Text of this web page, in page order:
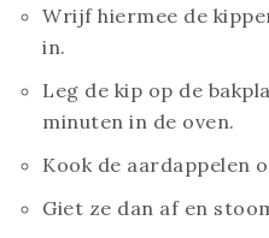
Wrijf hiermee de
in.
Leg de kip op de
minuten in de oven.
Kook de aardappelen
Giet ze dan af en